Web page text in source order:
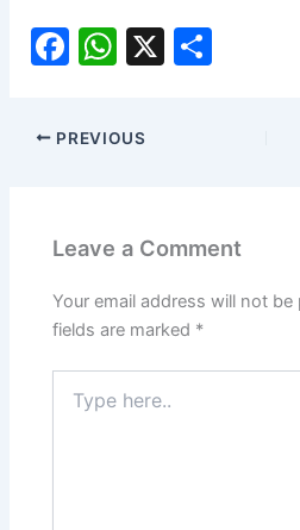
F
c
e
o
k
W
at
s
p
X
PREVIOUS
Leave a Comment
Your email address will not be
fields are marked *
here..